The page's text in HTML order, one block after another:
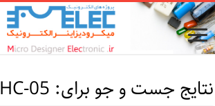
نتایج جست و جو برای: HC-05